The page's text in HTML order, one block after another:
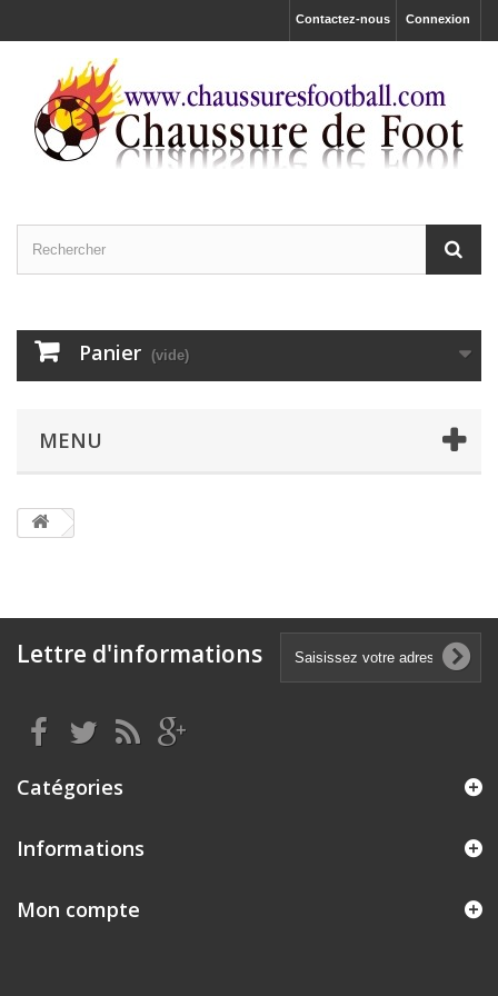
Connexion
Contactez-nous
Panier (vide)
MENU
Lettre d'informations
Catégories
Informations
Mon compte